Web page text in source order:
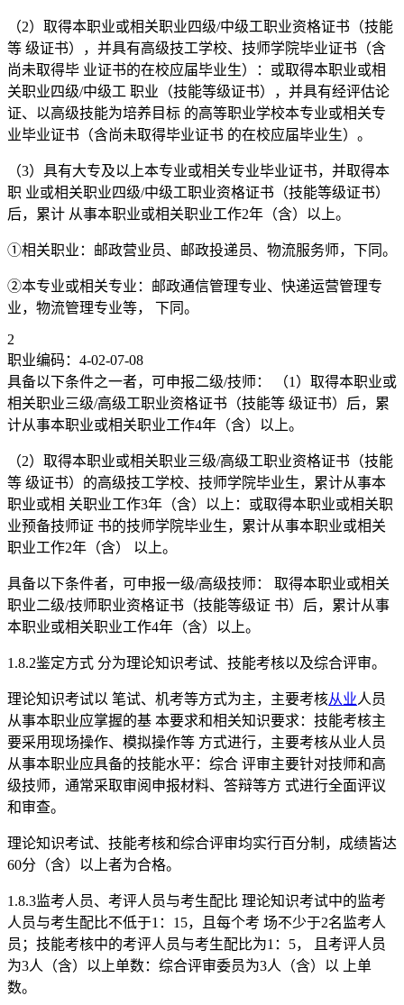
（2）取得本职业或相关职业四级/中级工职业资格证书（技能
等 级证书），并具有高级技工学校、技师学院毕业证书（含
尚未取得毕 业证书的在校应届毕业生）：或取得本职业或相
关职业四级/中级工 职业（技能等级证书），并具有经评估论
证、以高级技能为培养目标 的高等职业学校本专业或相关专
业毕业证书（含尚未取得毕业证书 的在校应届毕业生）。
（3）具有大专及以上本专业或相关专业毕业证书，并取得本
职 业或相关职业四级/中级工职业资格证书（技能等级证书）
后，累计 从事本职业或相关职业工作2年（含）以上。
①相关职业：邮政营业员、邮政投递员、物流服务师，下同。
②本专业或相关专业：邮政通信管理专业、快递运营管理专
业，物流管理专业等， 下同。
2
职业编码：4-02-07-08
具备以下条件之一者，可申报二级/技师： （1）取得本职业或
相关职业三级/高级工职业资格证书（技能等 级证书）后，累
计从事本职业或相关职业工作4年（含）以上。
（2）取得本职业或相关职业三级/高级工职业资格证书（技能
等 级证书）的高级技工学校、技师学院毕业生，累计从事本
职业或相 关职业工作3年（含）以上：或取得本职业或相关职
业预备技师证 书的技师学院毕业生，累计从事本职业或相关
职业工作2年（含） 以上。
具备以下条件者，可申报一级/高级技师： 取得本职业或相关
职业二级/技师职业资格证书（技能等级证 书）后，累计从事
本职业或相关职业工作4年（含）以上。
1.8.2鉴定方式 分为理论知识考试、技能考核以及综合评审。
理论知识考试以 笔试、机考等方式为主，主要考核从业人员
从事本职业应掌握的基 本要求和相关知识要求：技能考核主
要采用现场操作、模拟操作等 方式进行，主要考核从业人员
从事本职业应具备的技能水平：综合 评审主要针对技师和高
级技师，通常采取审阅申报材料、答辩等方 式进行全面评议
和审查。
理论知识考试、技能考核和综合评审均实行百分制，成绩皆达
60分（含）以上者为合格。
1.8.3监考人员、考评人员与考生配比 理论知识考试中的监考
人员与考生配比不低于1：15，且每个考 场不少于2名监考人
员；技能考核中的考评人员与考生配比为1：5， 且考评人员
为3人（含）以上单数：综合评审委员为3人（含）以 上单
数。